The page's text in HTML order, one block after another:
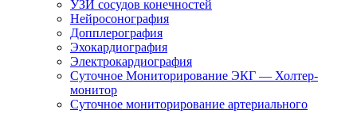
УЗИ сосудов конечностей
Нейросонография
Допплерография
Эхокардиография
Электрокардиография
Суточное Мониторирование ЭКГ — Холтер-
монитор
Суточное мониторирование артериального